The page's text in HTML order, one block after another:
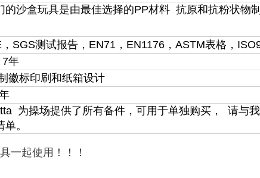
的沙盒玩具是由最佳选择的PP材料 抗原和抗粉状物
，SGS测试报告，EN71，EN1176，ASTM表格，
7年
徽标印刷和纸箱设计
为操场提供了所有备件，可用于单独购买， 请与
单。
一起使用！！！